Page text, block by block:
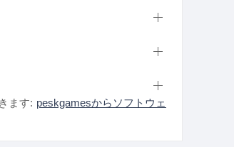
ます: peskgamesからソフトウェ